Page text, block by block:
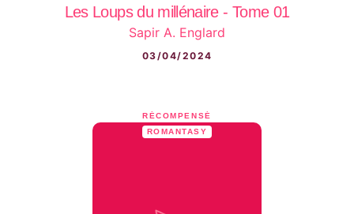
Les Loups du millénaire - Tome 01
Sapir A. Englard
03/04/2024
RÉCOMPENSÉ
ROMANTASY